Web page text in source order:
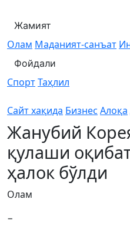
Жамият
Олам Маданият-санъат
Фойдали
СпортТаҳлил
Сайт хақида Бизнес Алоқа
Жанубий
қулаши
ҳалок бўлди
Олам
−